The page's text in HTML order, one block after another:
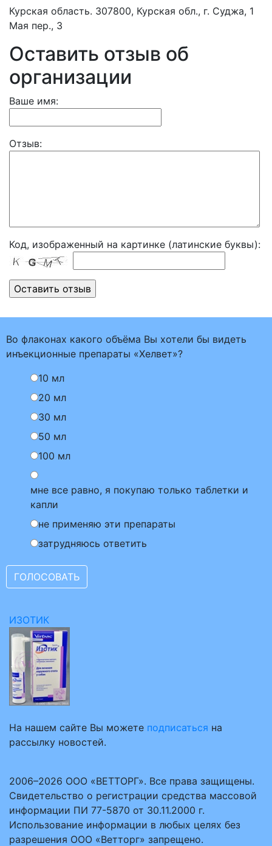
Курская область. 307800, Курская обл., г. Суджа, 1
Мая пер., 3
Оставить отзыв об
организации
Ваше имя:
Отзыв:
Код, изображенный на картинке (латинские буквы):
Во флаконах какого объёма Вы хотели бы видеть
инъекционные препараты «Хелвет»?
10 мл
20 мл
30 мл
50 мл
100 мл
мне все равно, я покупаю только таблетки и
капли
не применяю эти препараты
затрудняюсь ответить
ИЗОТИК
На нашем сайте Вы можете подписаться на
рассылку новостей.
2006–2026 ООО «ВЕТТОРГ». Все права защищены.
Свидетельство о регистрации средства массовой
информации ПИ 77-5870 от 30.11.2000 г.
Использование информации в любых целях без
разрешения ООО «Ветторг» запрещено.